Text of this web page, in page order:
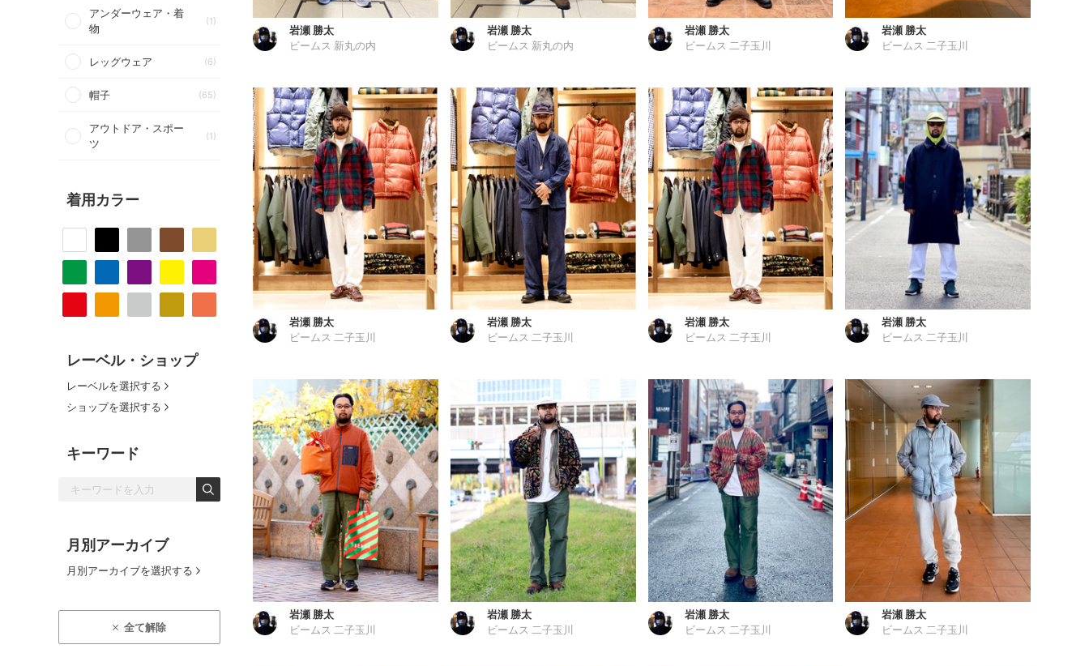
アンダーウェア・着
物
(1)
レッグウェア (6)
帽子 (65)
アウトドア・スポー
ツ
(1)
着用カラー
レーベル・ショップ
レーベルを選択する
ショップを選択する
キーワード
月別アーカイブ
月別アーカイブを選択する
全て解除
岩瀬 勝太
ビームス 新丸の内
岩瀬 勝太
ビームス 新丸の内
岩瀬 勝太
ビームス 二子玉川
岩瀬 勝太
ビームス 二子玉川
岩瀬 勝太
ビームス 二子玉川
岩瀬 勝太
ビームス 二子玉川
岩瀬 勝太
ビームス 二子玉川
岩瀬 勝太
ビームス 二子玉川
岩瀬 勝太
ビームス 二子玉川
岩瀬 勝太
ビームス 二子玉川
岩瀬 勝太
ビームス 二子玉川
岩瀬 勝太
ビームス 二子玉川